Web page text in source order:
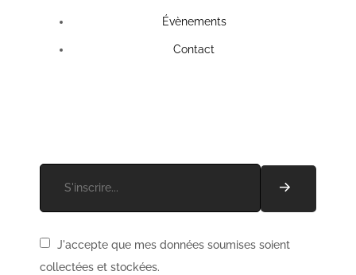
Évènements
Contact
J'accepte que mes données soumises soient
collectées et stockées.